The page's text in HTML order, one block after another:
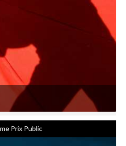
Prix Public